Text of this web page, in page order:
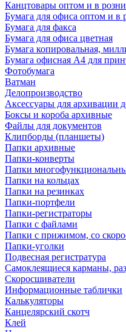
Канцтовары оптом и в
Бумага для офиса оптом и в
Бумага для факса
Бумага для офиса цветная
Бумага копировальная,
Бумага офисная А4 для
Фотобумага
Ватман
Делопроизводство
Аксессуары для архивации
Боксы и короба архивные
Файлы для документов
Клипборды (планшеты)
Папки архивные
Папки-конверты
Папки
Папки на кольцах
Папки на резинках
Папки-портфели
Папки-регистраторы
Папки с файлами
Папки с прижимом, со
Папки-уголки
Подвесная регистратура
Самоклеящиеся карманы,
Скоросшиватели
Информационные таблички
Калькуляторы
Канцелярский скотч
Клей